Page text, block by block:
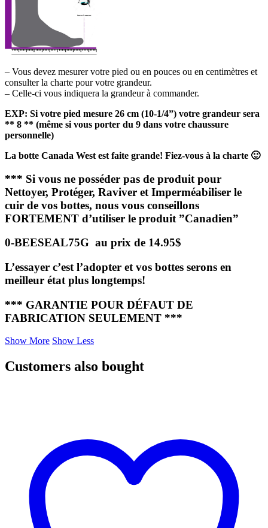
– Vous devez mesurer votre pied ou en pouces ou en centimètres et
consulter la charte pour votre grandeur.
– Celle-ci vous indiquera la grandeur à commander.
EXP: Si votre pied mesure 26 cm (10-1/4”) votre grandeur sera
** 8 ** (même si vous porter du 9 dans votre chaussure
personnelle)
La botte Canada West est faite grande! Fiez-vous à la charte 🙂
*** Si vous ne posséder pas de produit pour
Nettoyer, Protéger, Raviver et Imperméabiliser le
cuir de vos bottes, nous vous conseillons
FORTEMENT d’utiliser le produit ”Canadien”
0-BEESEAL75G au prix de 14.95$
L’essayer c’est l’adopter et vos bottes serons en
meilleur état plus longtemps!
*** GARANTIE POUR DÉFAUT DE
FABRICATION SEULEMENT ***
Show More Show Less
Customers also bought